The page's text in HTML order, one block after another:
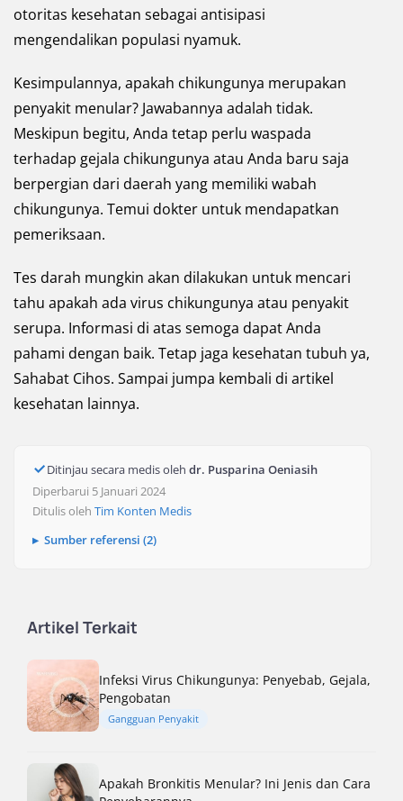
otoritas kesehatan sebagai antisipasi
mengendalikan populasi nyamuk.
Kesimpulannya, apakah chikungunya merupakan
penyakit menular? Jawabannya adalah tidak.
Meskipun begitu, Anda tetap perlu waspada
terhadap gejala chikungunya atau Anda baru saja
berpergian dari daerah yang memiliki wabah
chikungunya. Temui dokter untuk mendapatkan
pemeriksaan.
Tes darah mungkin akan dilakukan untuk mencari
tahu apakah ada virus chikungunya atau penyakit
serupa. Informasi di atas semoga dapat Anda
pahami dengan baik. Tetap jaga kesehatan tubuh ya,
Sahabat Cihos. Sampai jumpa kembali di artikel
kesehatan lainnya.
Ditinjau secara medis oleh dr. Pusparina Oeniasih
Diperbarui 5 Januari 2024
Ditulis oleh Tim Konten Medis
Sumber referensi (2)
Artikel Terkait
Infeksi Virus Chikungunya: Penyebab, Gejala,
Pengobatan
Gangguan Penyakit
Apakah Bronkitis Menular? Ini Jenis dan Cara